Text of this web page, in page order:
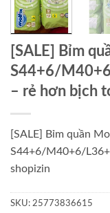
[SALE] Bỉm
S44+6/
– rẻ hơn bịch
[SALE] Bỉm quần
S44+6/M40+6/
shopizin
SKU: 25773836615